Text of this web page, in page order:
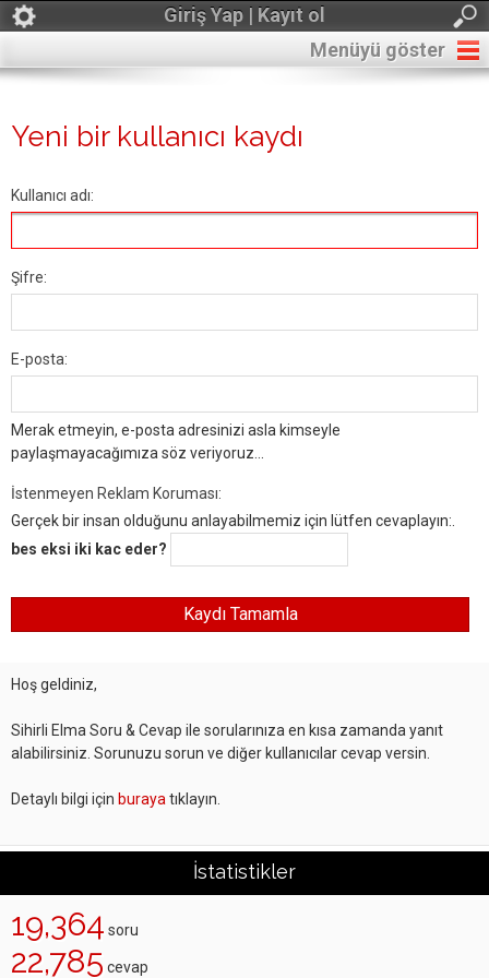
Giriş Yap | Kayıt ol
Menüyü göster
Yeni bir kullanıcı kaydı
Kullanıcı adı:
Şifre:
E-posta:
Merak etmeyin, e-posta adresinizi asla kimseyle
paylaşmayacağımıza söz veriyoruz...
İstenmeyen Reklam Koruması:
Gerçek bir insan olduğunu anlayabilmemiz için lütfen cevaplayın:.
bes eksi iki kac eder?
Hoş geldiniz,
Sihirli Elma Soru & Cevap ile sorularınıza en kısa zamanda yanıt
alabilirsiniz. Sorunuzu sorun ve diğer kullanıcılar cevap versin.
Detaylı bilgi için buraya tıklayın.
İstatistikler
19,364 soru
22,785 cevap